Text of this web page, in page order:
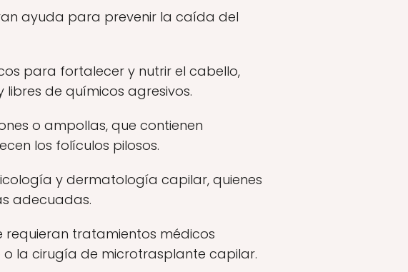
ayuda para prevenir la caída del
para fortalecer y nutrir el cabello,
de químicos agresivos.
o ampollas, que contienen
los folículos pilosos.
y dermatología capilar, quienes
adecuadas.
requieran tratamientos médicos
la cirugía de microtrasplante capilar.